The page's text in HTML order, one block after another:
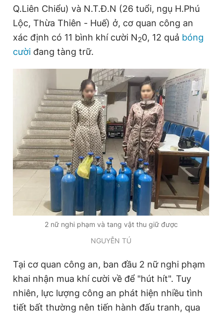
Theo dõi báo trên
Hotline
0906 645 777
Liên hệ quảng cáo
RSS Tòa soạn Chính sách bảo
Tổng biên tập: Nguyễn Ngọc Toàn
Phó tổng biên tập thường trực: Hải Thành
Phó tổng biên tập: Lâm Hiếu Dũng
Phó tổng biên tập: Trần Việt Hưng
Tổng thư ký tòa soạn: Đức Trung
Giấy phép xuất bản số 110/GP - BTTTT cấp ngày 24.3.2020
© 2003-2026 Bản quyền thuộc về Báo Thanh Niên. Cấm sao
chép dưới mọi hình thức nếu không có sự chấp thuận bằng văn
bản. Phát triển bởi ePi Technologies, JSC.
Q.Liên Chiểu) và N.T.Đ.N (26 tuổi, ngụ H.Phú
Lộc, Thừa Thiên - Huế) ở, cơ quan công an
xác định có 11 bình khí cười N20, 12 quả bóng
cười đang tàng trữ.
2 nữ nghi phạm và tang vật thu giữ được
NGUYỄN TÚ
Tại cơ quan công an, ban đầu 2 nữ nghi phạm
khai nhận mua khí cười về để "hút hít". Tuy
nhiên, lực lượng công an phát hiện nhiều tình
tiết bất thường nên tiến hành đấu tranh, qua